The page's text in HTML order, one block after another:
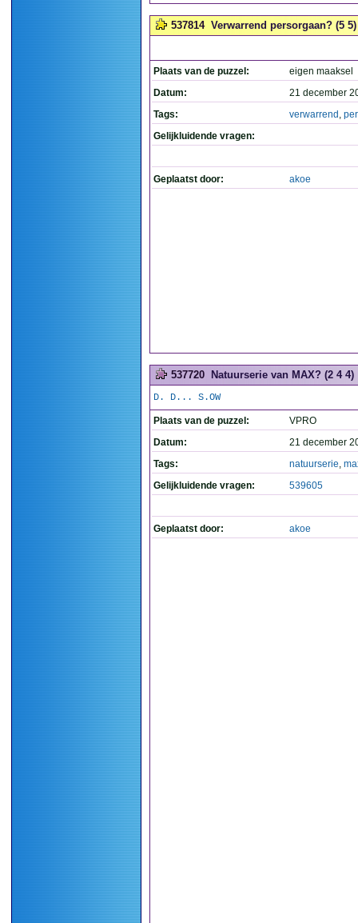
537814 Verwarrend persorgaan? (5 5)
Plaats van de puzzel:
eigen maaksel
Datum:
21 december
Tags:
verwarrend ,
Gelijkluidende vragen:
Geplaatst door: akoe
537720 Natuurserie van MAX? (2 4 4)
D. D... S.OW
Plaats van de puzzel:
VPRO
Datum:
21 december
Tags:
natuurserie,
Gelijkluidende vragen:
539605
Geplaatst door: akoe